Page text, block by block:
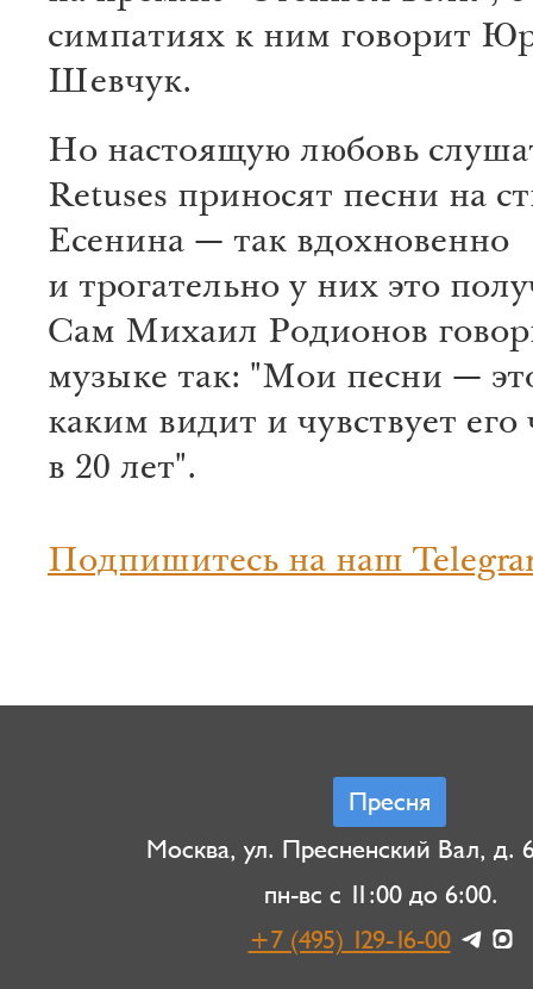
симпатиях к ним говорит
Шевчук.
Но настоящую любовь
Retuses приносят песни на
Есенина — так вдохновенно
и трогательно у них это
Сам Михаил Родионов
музыке так: "Мои песни —
каким видит и чувствует его
в 20 лет".
Подпишитесь на наш
Пресня
Москва, ул. Пресненский Вал, д.
пн-вс с 11:00 до 6:00.
+7 (495) 129-16-00